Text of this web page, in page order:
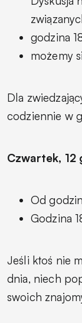
godzina
możemy
Dla
codziennie w
Czwartek, 12
Od
Godzina
Jeśli ktoś nie
dnia, niech
swoich